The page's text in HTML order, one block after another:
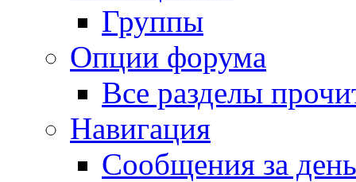
Группы
Опции форума
Все разделы
Навигация
Сообщения за день